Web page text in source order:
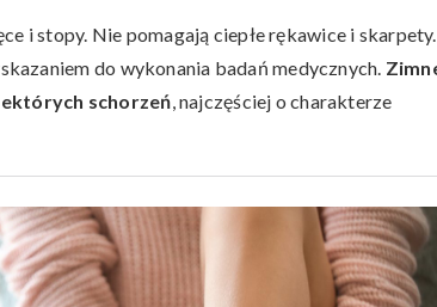
i stopy. Nie pomagają ciepłe rękawice i
do wykonania badań medycznych.
schorzeń, najczęściej o charakterze